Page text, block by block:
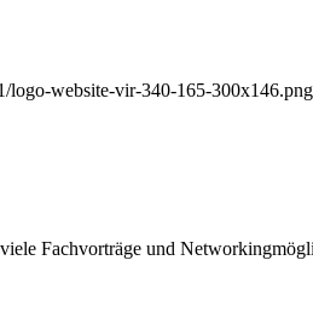
logo-website-vir-340-165-300x146.png
Fachvorträge und